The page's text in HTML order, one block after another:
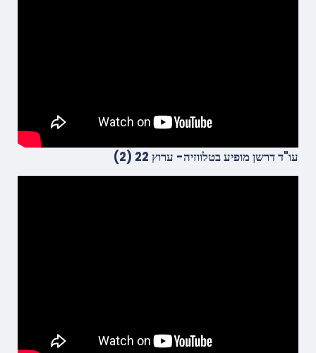
עו"ד דרשן מופיע בטלווזיה- ערוץ 22 ( 2)
אורי דרשן, מופיע בערוץ 2 בטלוויזיה